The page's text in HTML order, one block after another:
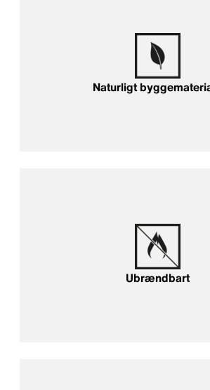
Naturligt
Ubrændbart